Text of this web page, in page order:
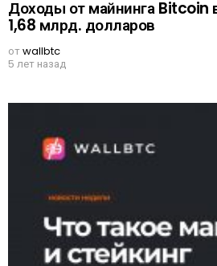
Доходы от майнинга Bitcoin
1,68 млрд. долларов
отwallbtc
5 лет назад